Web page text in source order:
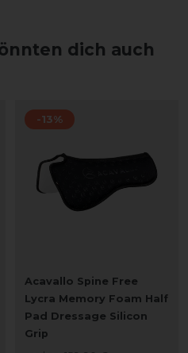
dich auch
-13%
Acavallo Spine Free
Lycra Memory Foam Half
Pad Dressage Silicon
Grip